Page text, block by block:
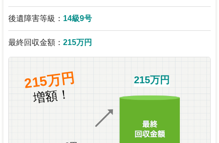
後遺障害等級： 14級9号
最終回収金額： 215万円
215万円
増額！
215万円